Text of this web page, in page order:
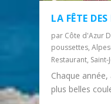
LA FÊTE
par Côte d'Azur
poussettes,
Restaurant,
Chaque
plus belles